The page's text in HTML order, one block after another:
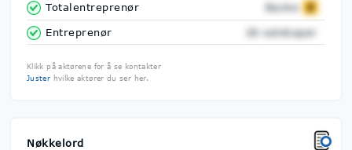
Totalentreprenør
Backe
Entreprenør
26 selskaper
Klikk på aktørene for å se kontakter
Juster hvilke aktører du ser her.
Nøkkelord